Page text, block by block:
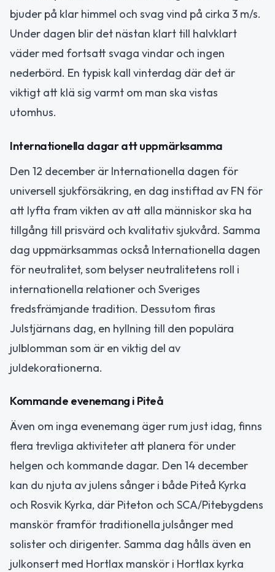
bjuder på klar himmel och svag vind på cirka 3 m/s.
Under dagen blir det nästan klart till halvklart
väder med fortsatt svaga vindar och ingen
nederbörd. En typisk kall vinterdag där det är
viktigt att klä sig varmt om man ska vistas
utomhus.
Internationella dagar att uppmärksamma
Den 12 december är Internationella dagen för
universell sjukförsäkring, en dag instiftad av FN för
att lyfta fram vikten av att alla människor ska ha
tillgång till prisvärd och kvalitativ sjukvård. Samma
dag uppmärksammas också Internationella dagen
för neutralitet, som belyser neutralitetens roll i
internationella relationer och Sveriges
fredsfrämjande tradition. Dessutom firas
Julstjärnans dag, en hyllning till den populära
julblomman som är en viktig del av
juldekorationerna.
Kommande evenemang i Piteå
Även om inga evenemang äger rum just idag, finns
flera trevliga aktiviteter att planera för under
helgen och kommande dagar. Den 14 december
kan du njuta av julens sånger i både Piteå Kyrka
och Rosvik Kyrka, där Piteton och SCA/Pitebygdens
manskör framför traditionella julsånger med
solister och dirigenter. Samma dag hålls även en
julkonsert med Hortlax manskör i Hortlax kyrka